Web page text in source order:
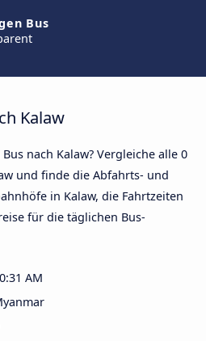
Bus
Kalaw
nach Kalaw? Vergleiche alle 0
und finde die Abfahrts- und
in Kalaw, die Fahrtzeiten
für die täglichen Bus-
AM